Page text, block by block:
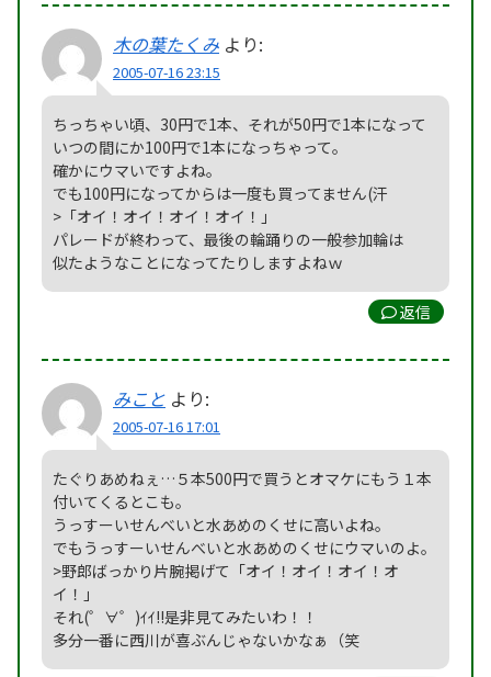
木の葉たくみ より:
2005-07-16 23:15
ちっちゃい頃、30円で1本、それが50円で1本になって
いつの間にか100円で1本になっちゃって。
確かにウマいですよね。
でも100円になってからは一度も買ってません(汗
>「オイ！オイ！オイ！オイ！」
パレードが終わって、最後の輪踊りの一般参加輪は
似たようなことになってたりしますよねｗ
返信
みこと より:
2005-07-16 17:01
たぐりあめねぇ…５本500円で買うとオマケにもう１本
付いてくるとこも。
うっすーいせんべいと水あめのくせに高いよね。
でもうっすーいせんべいと水あめのくせにウマいのよ。
>野郎ばっかり片腕掲げて「オイ！オイ！オイ！オ
イ！」
それ(゜∀゜)ｲｲ!!是非見てみたいわ！！
多分一番に西川が喜ぶんじゃないかなぁ（笑